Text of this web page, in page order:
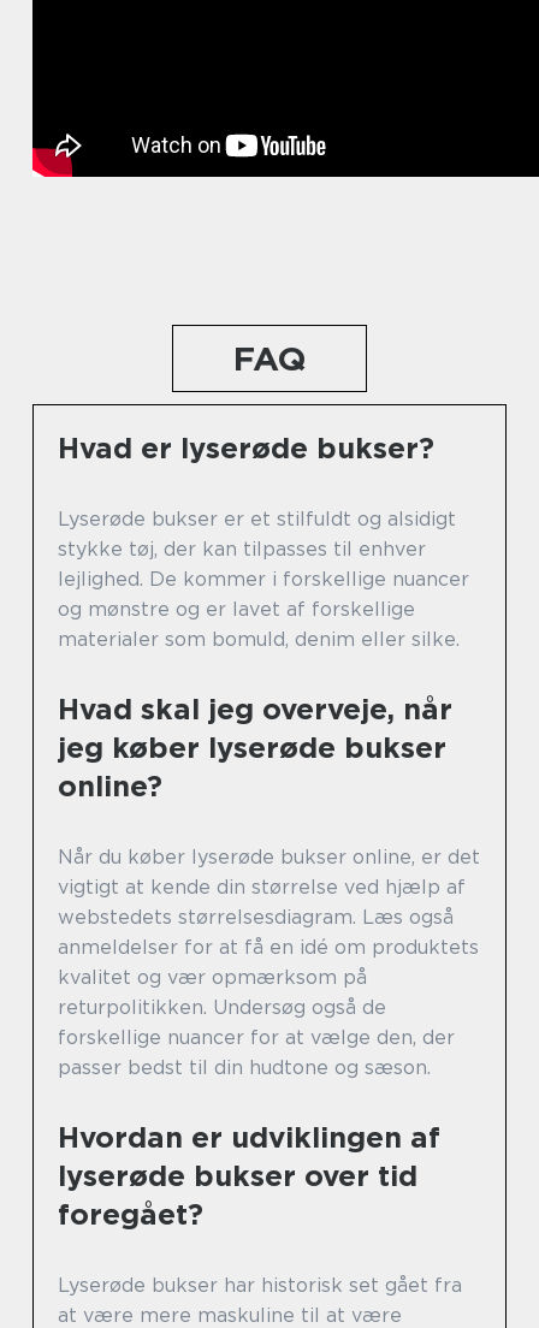
FAQ
Hvad er lyserøde bukser?
Lyserøde bukser er et stilfuldt og alsidigt
stykke tøj, der kan tilpasses til enhver
lejlighed. De kommer i forskellige nuancer
og mønstre og er lavet af forskellige
materialer som bomuld, denim eller silke.
Hvad skal jeg overveje, når
jeg køber lyserøde bukser
online?
Når du køber lyserøde bukser online, er det
vigtigt at kende din størrelse ved hjælp af
webstedets størrelsesdiagram. Læs også
anmeldelser for at få en idé om produktets
kvalitet og vær opmærksom på
returpolitikken. Undersøg også de
forskellige nuancer for at vælge den, der
passer bedst til din hudtone og sæson.
Hvordan er udviklingen af
lyserøde bukser over tid
foregået?
Lyserøde bukser har historisk set gået fra
at være mere maskuline til at være